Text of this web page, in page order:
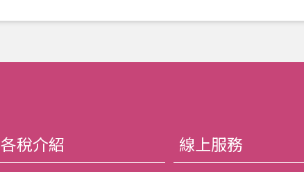
各稅介紹 線上服務